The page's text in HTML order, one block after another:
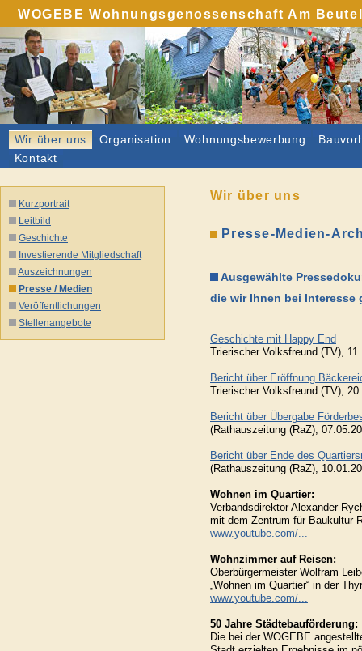
WOGEBE Wohnungsgenossenschaft Am
Wir über uns Organisation Wohnungsbewerbung
Kontakt
Wir über uns
Kurzportrait
Leitbild
Geschichte
Investierende Mitgliedschaft
Auszeichnungen
Presse / Medien
Veröffentlichungen
Stellenangebote
Presse-Medien-
Ausgewählte
die wir Ihnen bei Interesse
Geschichte mit Happy End
Trierischer Volksfreund (TV),
Bericht über Eröffnung
Trierischer Volksfreund (TV),
Bericht über Übergabe
(Rathauszeitung (RaZ),
Bericht über Ende des
(Rathauszeitung (RaZ),
Wohnen im Quartier:
Verbandsdirektor Alexander
mit dem Zentrum für Baukultur
www.youtube.com/...
Wohnzimmer auf Reisen:
Oberbürgermeister Wolfram
„Wohnen im Quartier“ in der
www.youtube.com/...
50 Jahre Städtebauförderung:
Die bei der WOGEBE